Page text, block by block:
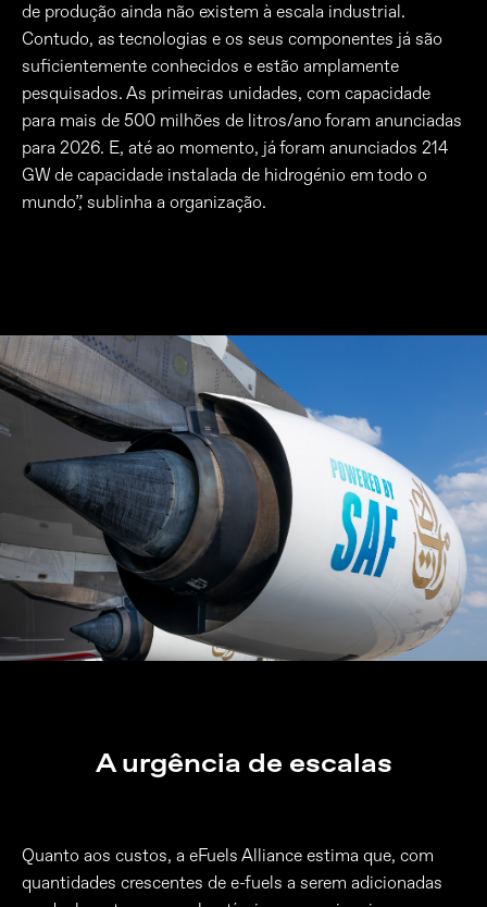
de produção ainda não existem à escala industrial.
Contudo, as tecnologias e os seus componentes já são
suficientemente conhecidos e estão amplamente
pesquisados. As primeiras unidades, com capacidade
para mais de 500 milhões de litros/ano foram anunciadas
para 2026. E, até ao momento, já foram anunciados 214
GW de capacidade instalada de hidrogénio em todo o
mundo”, sublinha a organização.
A urgência de escalas
Quanto aos custos, a eFuels Alliance estima que, com
quantidades crescentes de e-fuels a serem adicionadas